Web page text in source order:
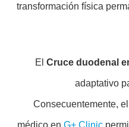
transformación física
El Cruce duodenal
adaptativo
Consecuentemente,
médico en G+ Clinic